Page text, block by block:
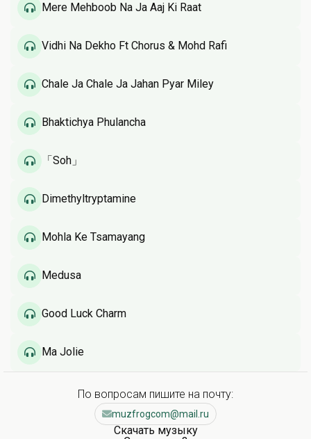
Mere Mehboob Na Ja Aaj Ki Raat
Vidhi Na Dekho Ft Chorus & Mohd Rafi
Chale Ja Chale Ja Jahan Pyar Miley
Bhaktichya Phulancha
「Soh」
Dimethyltryptamine
Mohla Ke Tsamayang
Medusa
Good Luck Charm
Ma Jolie
По вопросам пишите на почту:
muzfrogcom@mail.ru
Скачать музыку